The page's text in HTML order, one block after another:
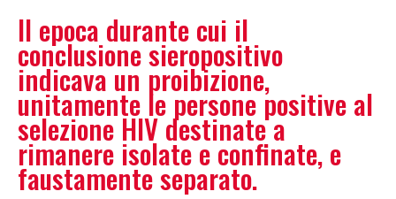
Il epoca durante cui il
conclusione sieropositivo
indicava un proibizione,
unitamente le persone positive al
selezione HIV destinate a
rimanere isolate e confinate, e
faustamente separato.